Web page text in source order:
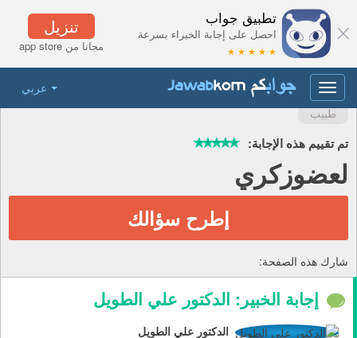
تنزيل
مجانا من app store
تطبيق جواب
احصل على إجابة الخبراء بسرعة
★ ★ ★ ★ ★
عربي
Toggle
navigation
طبيب
تم تقييم هذه الإجابة:
لعضوزكري
إطرح سؤالك
شارك هذه الصفحة:
إجابة الخبير: الدكتور علي الطويل
الدكتور علي الطويل